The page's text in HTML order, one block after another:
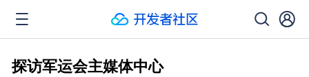
探访军运会主媒体中心